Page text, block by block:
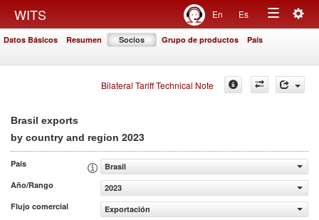
WITS En Es
Toggle
Datos Básicos Resumen Socios Grupo de productos País
Bilateral Tariff Technical Note
Brasil exports
by country and region 2023
País
Brasil
Año/Rango
2023
Flujo comercial
Exportación